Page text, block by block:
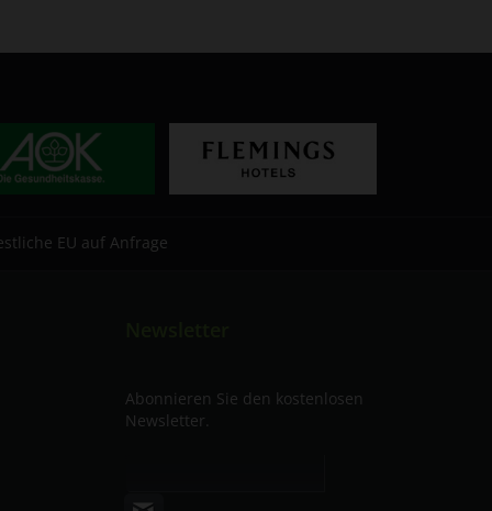
EU auf Anfrage
Abonnieren Sie den kostenlosen
Newsletter.